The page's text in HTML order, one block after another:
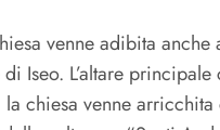
venne adibita anche
Iseo. L’altare principale
chiesa venne